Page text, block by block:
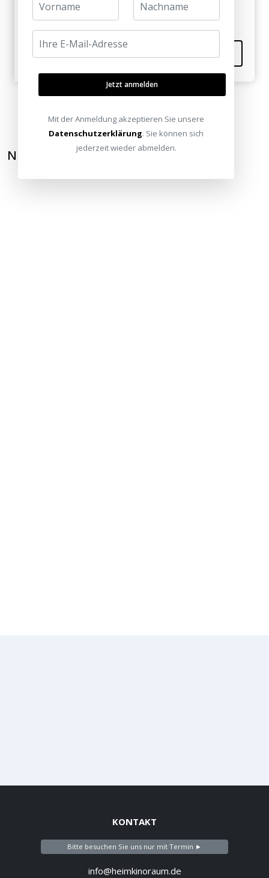
Hat mir weitergeholfen! Danke für die Infos!
NEWSLETTER ABONNIEREN
KONTAKT
Bitte besuchen Sie uns nur mit Termin ►
info@heimkinoraum.de
Jetzt anmelden
Mit der Anmeldung akzeptieren Sie unsere
Datenschutzerklärung. Sie können sich
jederzeit wieder abmelden.